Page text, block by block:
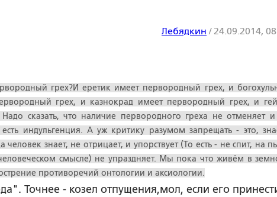
Лебядкин / 24.09.2014,
грех?И еретик имеет первородный грех, и
грех, и казнокрад имеет первородный грех, и
сказать, что наличие первородного греха не отменяет
индульгенция. А уж критику разумом запрещать - это,
знает, не отрицает, и упорствует (То есть - не спит, на
смысле) не упраздняет. Мы пока что живём в
противоречий онтологии и аксиологии.
Точнее - козел отпущения,мол, если его